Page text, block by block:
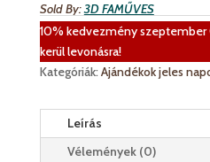
asztali
dísz
mennyiség
Sold By:3D FAMŰVES
10% kedvezmény szeptember
kerül levonásra!
Kategóriák:Ajándékok jeles
Leírás
Vélemények (0)